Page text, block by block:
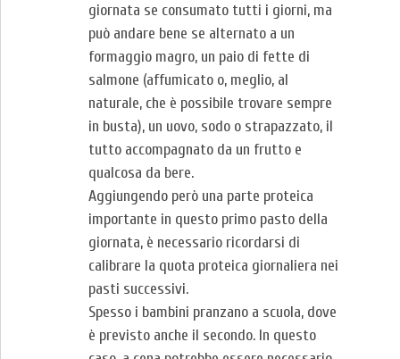
giornata se consumato tutti i giorni, ma
può andare bene se alternato a un
formaggio magro, un paio di fette di
salmone (affumicato o, meglio, al
naturale, che è possibile trovare sempre
in busta), un uovo, sodo o strapazzato, il
tutto accompagnato da un frutto e
qualcosa da bere.
Aggiungendo però una parte proteica
importante in questo primo pasto della
giornata, è necessario ricordarsi di
calibrare la quota proteica giornaliera nei
pasti successivi.
Spesso i bambini pranzano a scuola, dove
è previsto anche il secondo. In questo